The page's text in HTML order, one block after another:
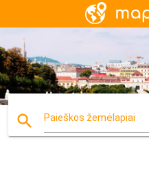
search Paieškos žemėlapiai